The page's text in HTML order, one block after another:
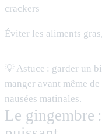
crackers
Éviter les aliments
💡 Astuce : garder un
manger avant même
nausées matinales.
Le gingembre